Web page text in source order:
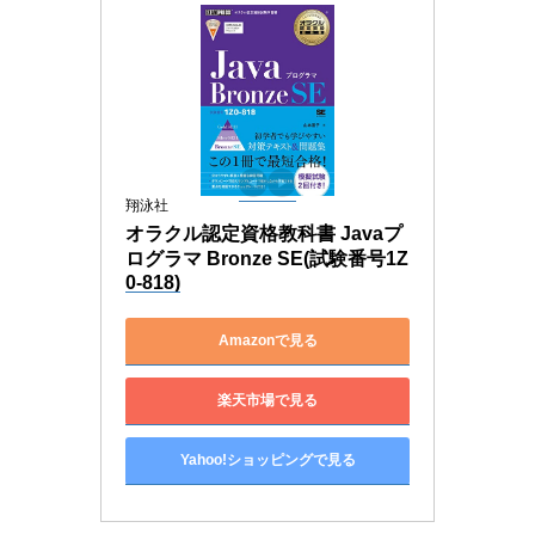
翔泳社
オラクル認定資格教科書 Javaプ
ログラマ Bronze SE(試験番号1Z
0-818)
Amazonで見る
楽天市場で見る
Yahoo!ショッピングで見る